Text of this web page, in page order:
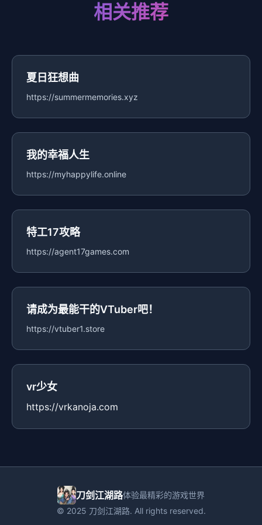
相关推荐
夏日狂想曲
https://summermemories.xyz
我的幸福人生
https://myhappylife.online
特工17攻略
https://agent17games.com
请成为最能干的VTuber吧！
https://vtuber1.store
vr少女
https://vrkanoja.com
刀剑江湖路体验最精彩的游戏世界
© 2025 刀剑江湖路. All rights reserved.